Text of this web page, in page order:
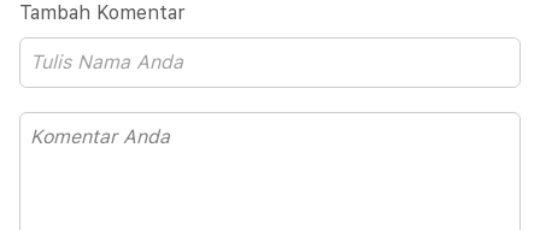
Tambah Komentar